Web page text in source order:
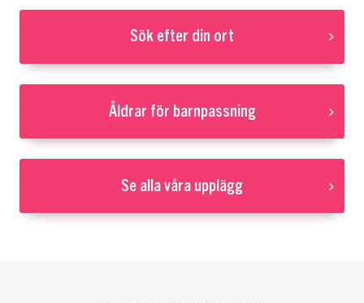
Sök efter din ort
Åldrar för barnpassning
Se alla våra upplägg